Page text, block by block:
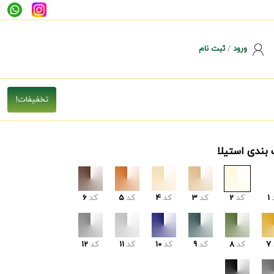
ورود/ثبت نام
بندی استیلا
1 کد 2 کد 3 کد 4 کد 5 کد 6
7 کد 8 کد 9 کد 10 کد 11 کد 12